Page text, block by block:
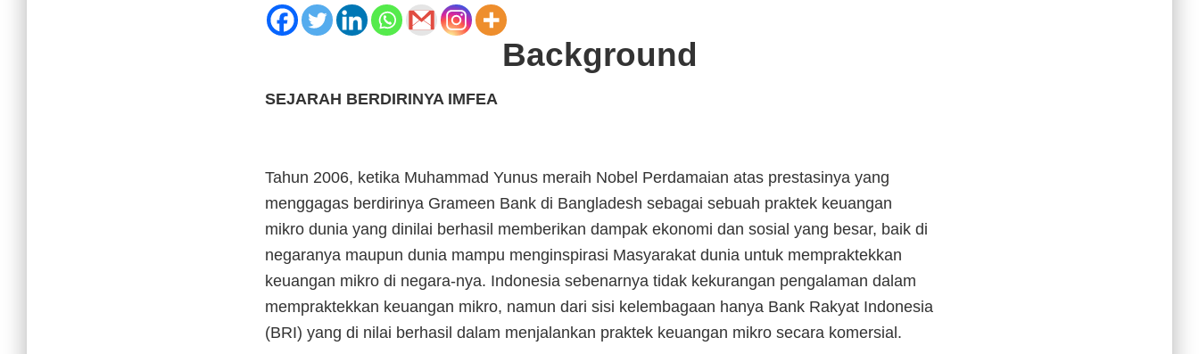
Background
SEJARAH BERDIRINYA IMFEA
Tahun 2006, ketika Muhammad Yunus meraih Nobel Perdamaian atas prestasinya yang
menggagas berdirinya Grameen Bank di Bangladesh sebagai sebuah praktek keuangan
mikro dunia yang dinilai berhasil memberikan dampak ekonomi dan sosial yang besar, baik di
negaranya maupun dunia mampu menginspirasi Masyarakat dunia untuk mempraktekkan
keuangan mikro di negara-nya. Indonesia sebenarnya tidak kekurangan pengalaman dalam
mempraktekkan keuangan mikro, namun dari sisi kelembagaan hanya Bank Rakyat Indonesia
(BRI) yang di nilai berhasil dalam menjalankan praktek keuangan mikro secara komersial.